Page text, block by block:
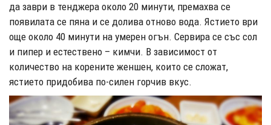
да заври в тенджера около 20 минути, премахва се
появилата се пяна и се долива отново вода. Ястието ври
още около 40 минути на умерен огън. Сервира се със сол
и пипер и естествено – кимчи. В зависимост от
количество на корените женшен, които се сложат,
ястието придобива по-силен горчив вкус.